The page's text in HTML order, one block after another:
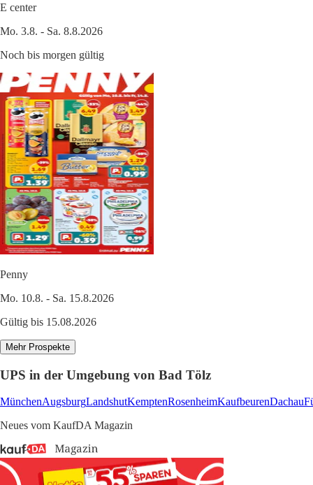
E center
Mo. 3.8. - Sa. 8.8.2026
Noch bis morgen gültig
Penny
Mo. 10.8. - Sa. 15.8.2026
Gültig bis 15.08.2026
Mehr Prospekte
UPS in der Umgebung von Bad Tölz
MünchenAugsburgLandshutKemptenRosenheimKaufbeurenDachau
Neues vom KaufDA Magazin